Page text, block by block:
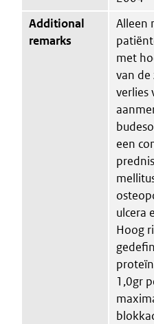
Additional
remarks
Alleen
met
van de
verlies
een
ulcera
Hoog
1,0gr